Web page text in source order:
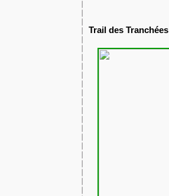
​Trail des Tranchées